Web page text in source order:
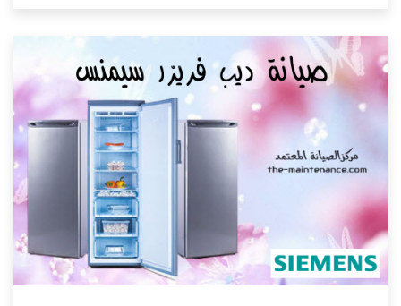
تساعدكم على الاستمتاع بشراء المكيف.